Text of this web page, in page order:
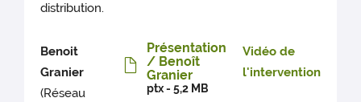
distribution.
Benoit
Granier
(Réseau
Présentation
/ Benoît
Granier
ptx - 5,2 MB
Vidéo de
l'intervention